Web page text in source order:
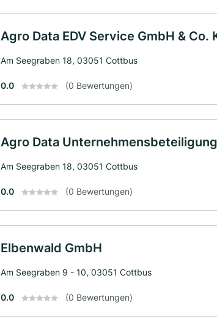
Agro Data EDV Service GmbH & Co.
Am Seegraben 18, 03051 Cottbus
0.0 (0 Bewertungen)
Agro Data
Am Seegraben 18, 03051 Cottbus
0.0 (0 Bewertungen)
Elbenwald GmbH
Am Seegraben 9 - 10, 03051 Cottbus
0.0 (0 Bewertungen)